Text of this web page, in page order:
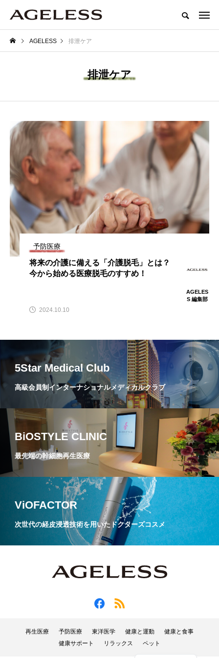
AGELESS 排泄ケア
排泄ケア
予防医療
将来の介護に備える「介護脱毛」とは？
今から始める医療脱毛のすすめ！
AGELES
S 編集部
2024.10.10
5Star Medical Club
高級会員制インターナショナルメディカルクラブ
BiOSTYLE CLINIC
最先端の幹細胞再生医療
ViOFACTOR
次世代の経皮浸透技術を用いたドクターズコスメ
再生医療 予防医療 東洋医学 健康と運動
健康と食事
健康サポート
リラックス ペット